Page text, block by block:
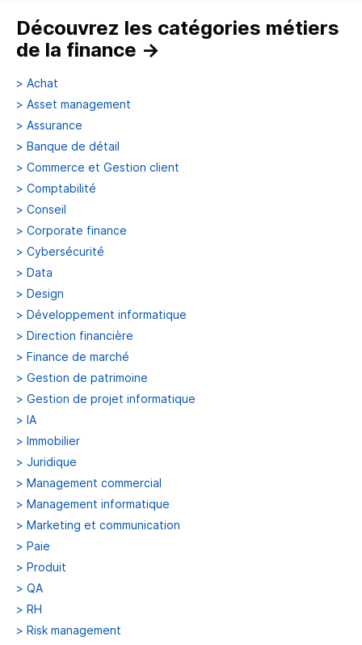
Découvrez les catégories métiers
de la finance →
> Achat
> Asset management
> Assurance
> Banque de détail
> Commerce et Gestion client
> Comptabilité
> Conseil
> Corporate finance
> Cybersécurité
> Data
> Design
> Développement informatique
> Direction financière
> Finance de marché
> Gestion de patrimoine
> Gestion de projet informatique
> IA
> Immobilier
> Juridique
> Management commercial
> Management informatique
> Marketing et communication
> Paie
> Produit
> QA
> RH
> Risk management